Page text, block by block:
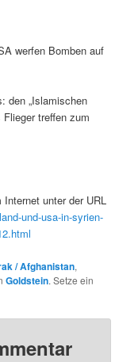
werfen Bomben auf
den „Islamischen
treffen zum
unter der URL
und-usa-in-syrien-
/ Afghanistan,
Goldstein. Setze ein